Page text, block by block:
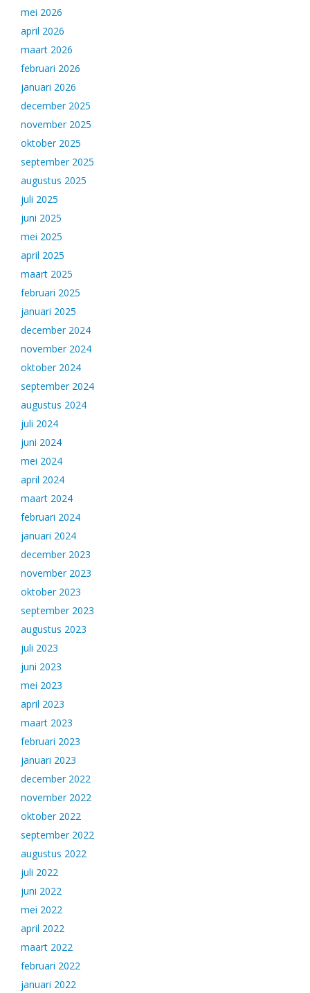
mei 2026
april 2026
maart 2026
februari 2026
januari 2026
december 2025
november 2025
oktober 2025
september 2025
augustus 2025
juli 2025
juni 2025
mei 2025
april 2025
maart 2025
februari 2025
januari 2025
december 2024
november 2024
oktober 2024
september 2024
augustus 2024
juli 2024
juni 2024
mei 2024
april 2024
maart 2024
februari 2024
januari 2024
december 2023
november 2023
oktober 2023
september 2023
augustus 2023
juli 2023
juni 2023
mei 2023
april 2023
maart 2023
februari 2023
januari 2023
december 2022
november 2022
oktober 2022
september 2022
augustus 2022
juli 2022
juni 2022
mei 2022
april 2022
maart 2022
februari 2022
januari 2022